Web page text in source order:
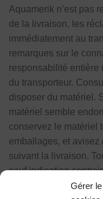
Gérer
Aquamerik n’est pas
de la livraison, les
immédiatement au
remarques sur le
responsabilité entière
du transporteur.
disposer du matériel.
matériel semble
conservez le matériel
emballages, et avisez
suivant la livraison.
sauf indication